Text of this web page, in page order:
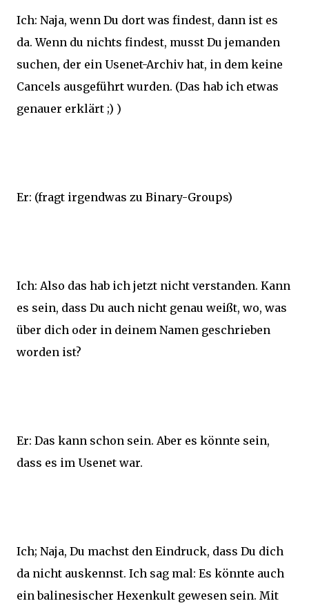
Ich: Naja, wenn Du dort was findest, dann ist es
da. Wenn du nichts findest, musst Du jemanden
suchen, der ein Usenet-Archiv hat, in dem keine
Cancels ausgeführt wurden. (Das hab ich etwas
genauer erklärt ;) )
Er: (fragt irgendwas zu Binary-Groups)
Ich: Also das hab ich jetzt nicht verstanden. Kann
es sein, dass Du auch nicht genau weißt, wo, was
über dich oder in deinem Namen geschrieben
worden ist?
Er: Das kann schon sein. Aber es könnte sein,
dass es im Usenet war.
Ich; Naja, Du machst den Eindruck, dass Du dich
da nicht auskennst. Ich sag mal: Es könnte auch
ein balinesischer Hexenkult gewesen sein. Mit